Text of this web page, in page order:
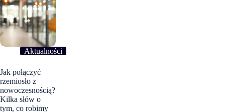
Aktualności
Jak połączyć
rzemiosło z
nowoczesnością?
Kilka słów o
tym, co robimy